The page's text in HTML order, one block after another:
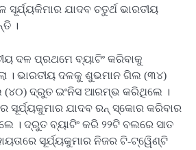
ସୂର୍ଯ୍ୟକିମାର ଯାଦବ ଚତୁର୍ଥ ଭାରତୀୟ
।
ଦଳ ପ୍ରଥମେ ବ୍ୟାଟିଂ କରିବାକୁ
। ଭାରତୀୟ ଦଳକୁ ଶୁଭମାନ ଗିଲ (୩୪)
(୪୦) ଦ୍ରୁତ ଇଂନିସ ଆରମ୍ଭ କରିଥିଲେ ।
ସୂର୍ଯ୍ୟକୁମାର ଯାଦବ ରନ୍ ସ୍କୋର କରିବାର
। ଦ୍ରୁତ ବ୍ୟାଟିଂ କରି ୨୨ଟି ବଲରେ ସାତ
ସୂର୍ଯ୍ୟକୁମାର ନିଜର ଟି-ଟ୍ୱେିଣ୍ଟି